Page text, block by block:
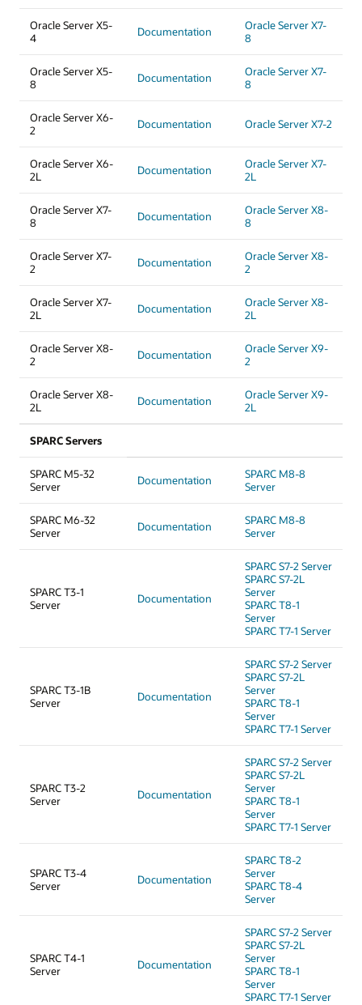
Oracle Server X5-
4
Documentation
Oracle Server X7-
8
Oracle Server X5-
8
Documentation
Oracle Server X7-
8
Oracle Server X6-
2
Documentation Oracle Server X7-2
Oracle Server X6-
2L
Documentation
Oracle Server X7-
2L
Oracle Server X7-
8
Documentation
Oracle Server X8-
8
Oracle Server X7-
2
Documentation
Oracle Server X8-
2
Oracle Server X7-
2L
Documentation
Oracle Server X8-
2L
Oracle Server X8-
2
Documentation
Oracle Server X9-
2
Oracle Server X8-
2L
Documentation
Oracle Server X9-
2L
SPARC Servers
SPARC M5-32
Server
Documentation
SPARC M8-8
Server
SPARC M6-32
Server
Documentation
SPARC M8-8
Server
SPARC T3-1
Server
Documentation
SPARC S7-2 Server
SPARC S7-2L
Server
SPARC T8-1
Server
SPARC T7-1 Server
SPARC T3-1B
Server
Documentation
SPARC S7-2 Server
SPARC S7-2L
Server
SPARC T8-1
Server
SPARC T7-1 Server
SPARC T3-2
Server
Documentation
SPARC S7-2 Server
SPARC S7-2L
Server
SPARC T8-1
Server
SPARC T7-1 Server
SPARC T3-4
Server
Documentation
SPARC T8-2
Server
SPARC T8-4
Server
SPARC T4-1
Server
Documentation
SPARC S7-2 Server
SPARC S7-2L
Server
SPARC T8-1
Server
SPARC T7-1 Server